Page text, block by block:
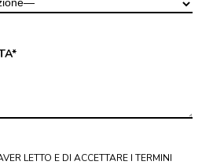
LETTO E DI ACCETTARE I TERMINI